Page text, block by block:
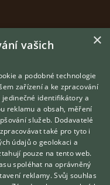
údajů
zvířecího kamaráda?
vám poradí
ONLINE
KONZULTOVAT S
VETERINÁŘEM
×
vašich
a podobné technologie
zařízení a ke zpracování
jedinečné identifikátory a
reklamu a obsah, měření
služeb. Dodavatelé
také pro tyto i
údajů o geolokaci a
pouze na tento web.
spoléhat na oprávněný
reklamy. Svůj souhlas